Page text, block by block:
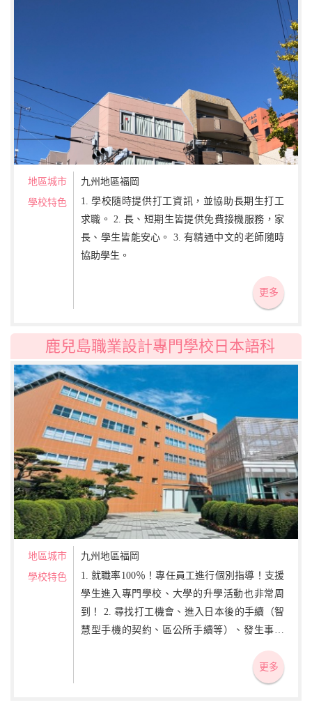
地區城市
九州地區福岡
學校特色
1. 學校隨時提供打工資訊，並協助長期生打工
求職。 2. 長、短期生皆提供免費接機服務，家
長、學生皆能安心。 3. 有精通中文的老師隨時
協助學生。
更多
鹿兒島職業設計專門學校日本語科
地區城市
九州地區福岡
學校特色
1. 就職率100％！專任員工進行個別指導！支援
學生進入專門學校、大學的升學活動也非常周
到！ 2. 尋找打工機會、進入日本後的手續（智
慧型手機的契約、區公所手續等）、發生事故
更多